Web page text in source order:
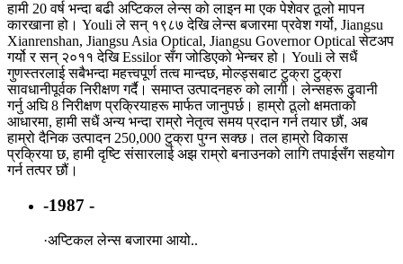
हामी 20 वर्ष भन्दा बढी अप्टिकल लेन्स को लाइन मा एक पेशेवर ठूलो मापन
कारखाना हो। Youli ले सन् १९८७ देखि लेन्स बजारमा प्रवेश गर्यो, Jiangsu
Xianrenshan, Jiangsu Asia Optical, Jiangsu Governor Optical सेटअप
गर्यो र सन् २०११ देखि Essilor सँग जोडिएको भेन्चर हो। Youli ले सधैं
गुणस्तरलाई सबैभन्दा महत्त्वपूर्ण तत्व मान्दछ, मोल्ड्सबाट टुक्रा टुक्रा
सावधानीपूर्वक निरीक्षण गर्दै। समाप्त उत्पादनहरु को लागी। लेन्सहरू ढुवानी
गर्नु अघि 8 निरीक्षण प्रक्रियाहरू मार्फत जानुपर्छ। हाम्रो ठूलो क्षमताको
आधारमा, हामी सधैं अन्य भन्दा राम्रो नेतृत्व समय प्रदान गर्न तयार छौं, अब
हाम्रो दैनिक उत्पादन 250,000 टुक्रा पुग्न सक्छ। तल हाम्रो विकास
प्रक्रिया छ, हामी दृष्टि संसारलाई अझ राम्रो बनाउनको लागि तपाईसँग सहयोग
गर्न तत्पर छौं।
-1987 -
·अप्टिकल लेन्स बजारमा आयो..